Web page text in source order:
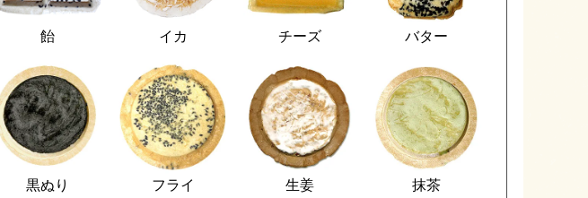
飴 イカ チーズ バター
黒ぬり フライ 生姜 抹茶